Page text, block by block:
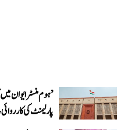
’ہوم منسٹر ایوان
پارلیمنٹ کی